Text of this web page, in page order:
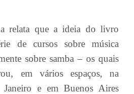
relata que a ideia do livro
de cursos sobre música
sobre samba – os quais
em vários espaços, na
e em Buenos Aires